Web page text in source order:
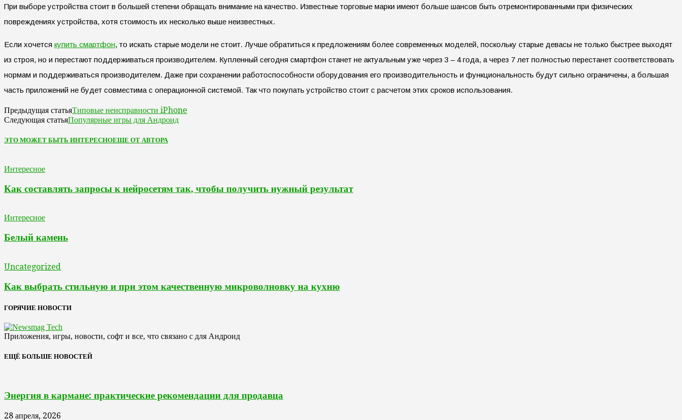
При выборе устройства стоит в большей степени обращать внимание на качество. Известные торговые марки имеют больше шансов быть отремонтированными при физических
повреждениях устройства, хотя стоимость их несколько выше неизвестных.
Если хочется купить смартфон, то искать старые модели не стоит. Лучше обратиться к предложениям более современных моделей, поскольку старые девасы не только быстрее выходят
из строя, но и перестают поддерживаться производителем. Купленный сегодня смартфон станет не актуальным уже через 3 – 4 года, а через 7 лет полностью перестанет соответствовать
нормам и поддерживаться производителем. Даже при сохранении работоспособности оборудования его производительность и функциональность будут сильно ограничены, а большая
часть приложений не будет совместима с операционной системой. Так что покупать устройство стоит с расчетом этих сроков использования.
Предыдущая статьяТиповые неисправности iPhone
Следующая статьяПопулярные игры для Андроид
ЭТО МОЖЕТ БЫТЬ ИНТЕРЕСНОЕЩЕ ОТ АВТОРА
Интересное
Как составлять запросы к нейросетям так, чтобы получить нужный результат
Интересное
Белый камень
Uncategorized
Как выбрать стильную и при этом качественную микроволновку на кухню
ГОРЯЧИЕ НОВОСТИ
Приложения, игры, новости, софт и все, что связано с для Андроид
ЕЩЁ БОЛЬШЕ НОВОСТЕЙ
Энергия в кармане: практические рекомендации для продавца
28 апреля, 2026